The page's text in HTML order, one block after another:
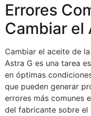
Errores
Cambiar el
Cambiar el aceite de
Astra G es una tarea
en óptimas
que pueden generar
errores más comunes
del fabricante sobre